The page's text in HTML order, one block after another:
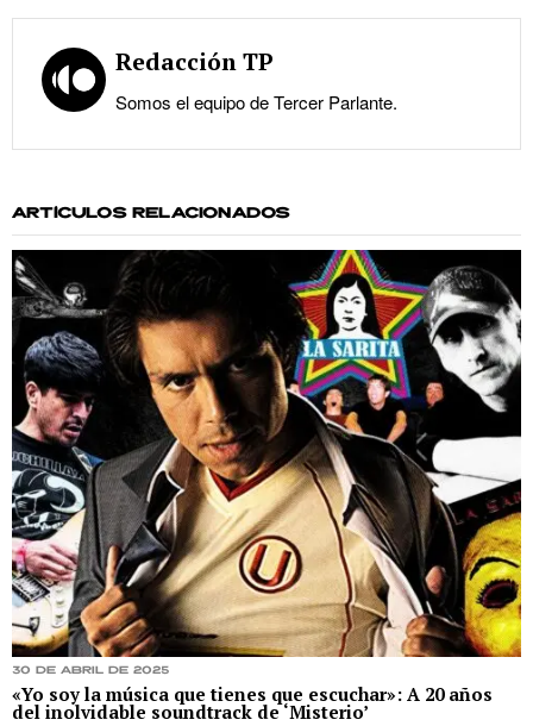
Redacción TP
Somos el equipo de Tercer Parlante.
ARTÍCULOS RELACIONADOS
30 de abril de 2025
«Yo soy la música que tienes que escuchar»: A 20 años
del inolvidable soundtrack de ‘Misterio’